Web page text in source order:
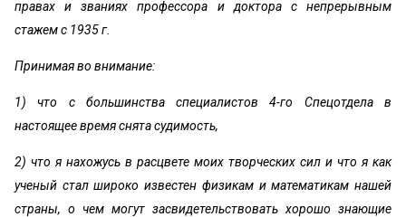
правах и званиях профессора и доктора с непрерывным
стажем с 1935 г.
Принимая во внимание:
1) что с большинства специалистов 4-го Спецотдела в
настоящее время снята судимость,
2) что я нахожусь в расцвете моих творческих сил и что я как
ученый стал широко известен физикам и математикам нашей
страны, о чем могут засвидетельствовать хорошо знающие